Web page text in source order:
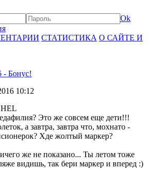
Ok
СТАТИСТИКА О САЙТЕ И
- Бонус!
10:12
Это же совсем еще дети!!!
а завтра, завтра что, мохнато -
Хде жолтый маркер?
же не показано... Ты летом тоже
видишь, так бери маркер и вперед :)